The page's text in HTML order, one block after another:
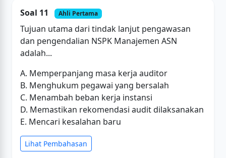
Soal 11 Ahli Pertama
Tujuan utama dari tindak lanjut pengawasan
dan pengendalian NSPK Manajemen ASN
adalah...
A. Memperpanjang masa kerja auditor
B. Menghukum pegawai yang bersalah
C. Menambah beban kerja instansi
D. Memastikan rekomendasi audit dilaksanakan
E. Mencari kesalahan baru
Lihat Pembahasan